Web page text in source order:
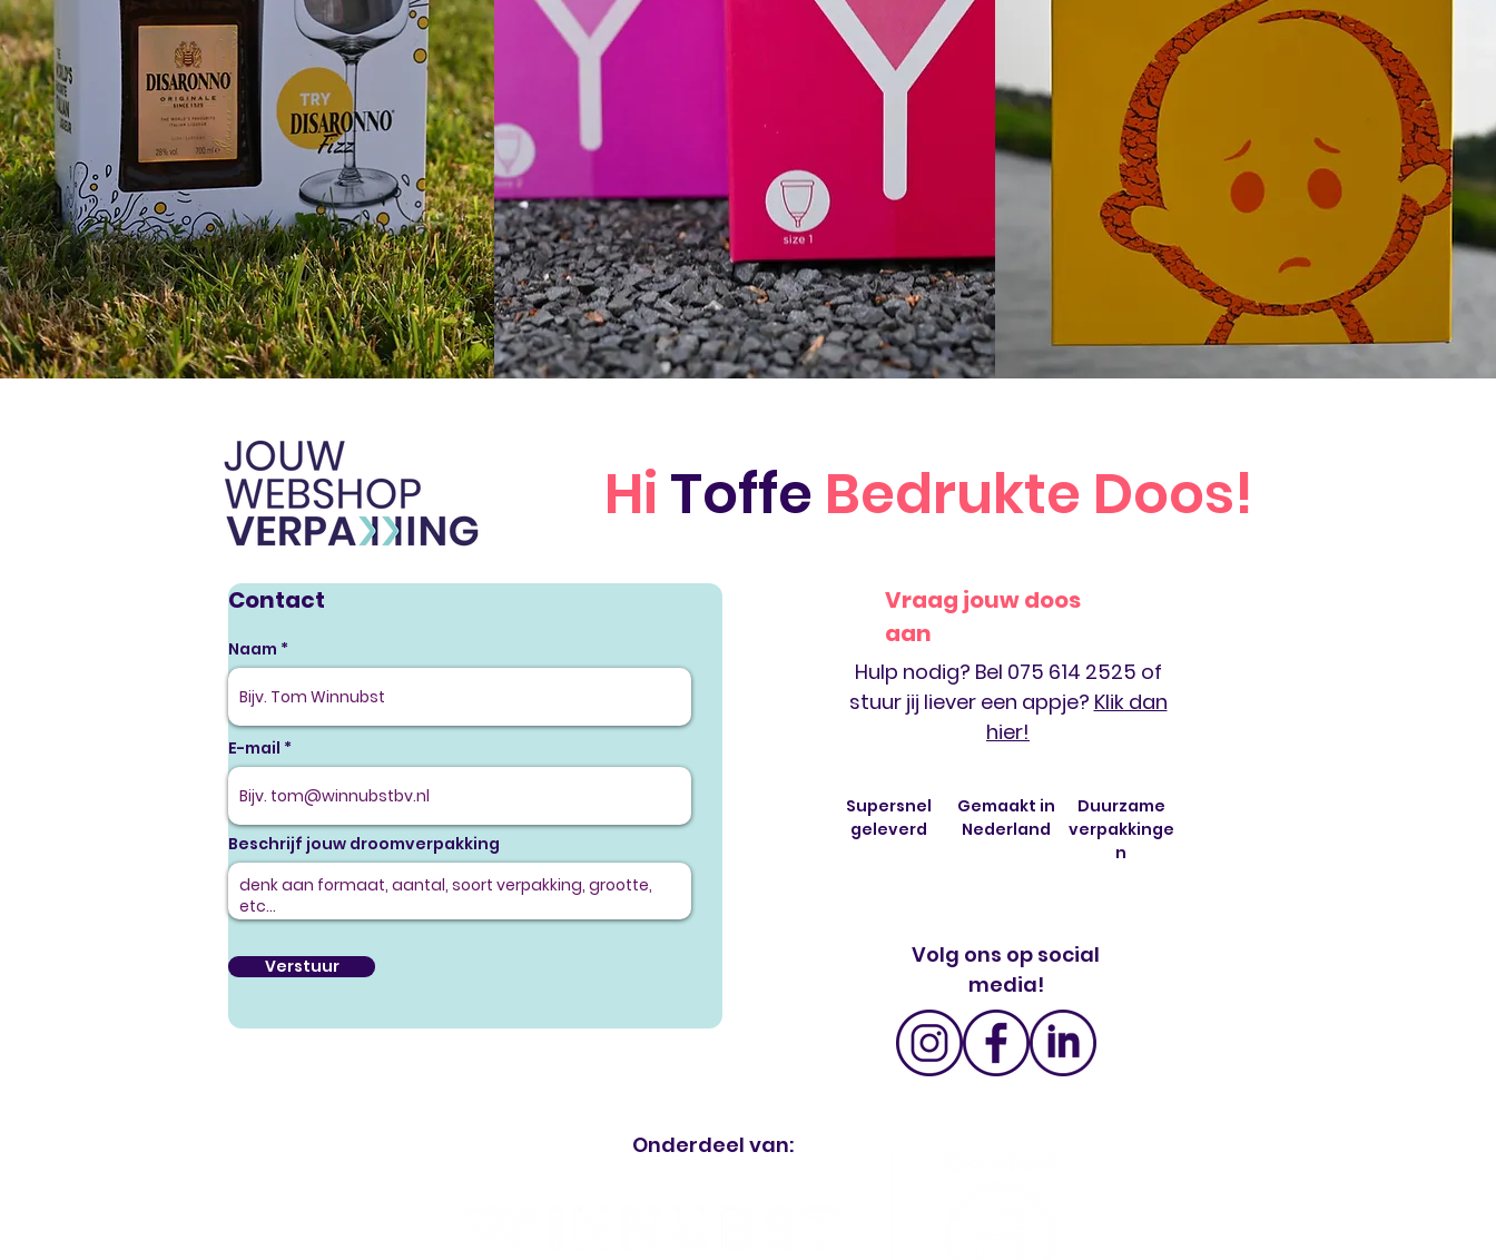
Hi Toffe Bedrukte Doos!
Contact
Naam
E-mail
Beschrijf jouw droomverpakking
Verstuur
Vraag jouw doos
aan
Hulp nodig? Bel 075 614 2525 of
stuur jij liever een appje? Klik dan
hier!
Supersnel
geleverd
Gemaakt in
Nederland
Duurzame
verpakkinge
n
Volg ons op social
media!
Onderdeel van: